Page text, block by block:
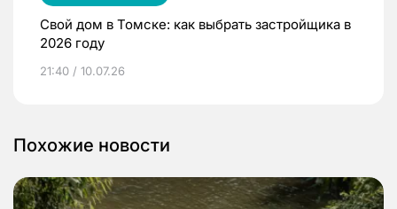
Свой дом в Томске: как выбрать застройщика в
2026 году
21:40 / 10.07.26
Похожие новости